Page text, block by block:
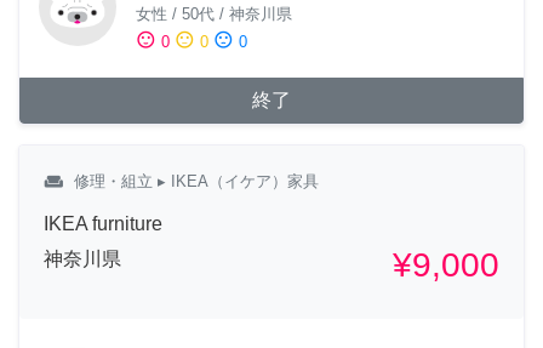
女性 / 50代 / 神奈川県
sentiment_satisfied 0 sentiment_neutral 0 sentiment_dissatisfied 0
終了
weekend 修理・組立 ▸ IKEA（イケア）家具
IKEA furniture
神奈川県
¥9,000